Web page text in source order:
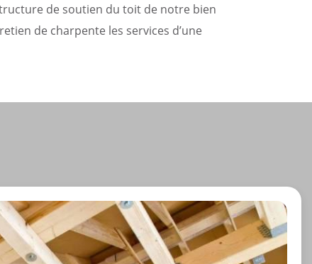
de soutien du toit de notre bien
de charpente les services d’une